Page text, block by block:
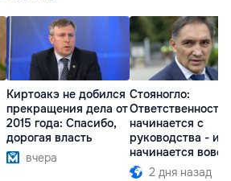
Киртоакэ не добился
прекращения дела от
2015 года: Спасибо,
дорогая власть
вчера
Стояногло:
Ответственность
начинается с
руководства -
начинается вовсе
2 дня назад